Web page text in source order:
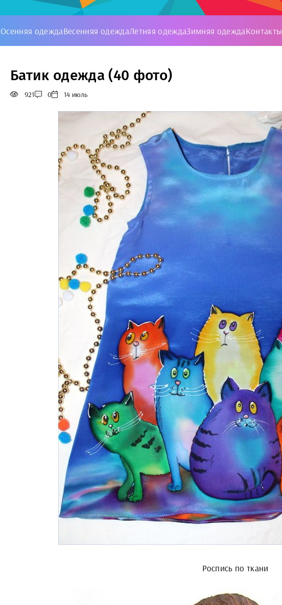
Осенняя одеждаВесенняя одеждаЛетняя одеждаЗимняя одеждаКонтакты
Батик одежда (40 фото)
921 0 14 июль
Роспись по ткани